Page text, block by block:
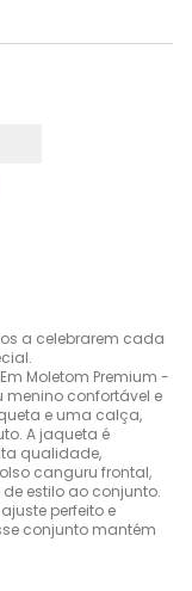
a celebrarem cada
Moletom Premium -
menino confortável e
e uma calça,
A jaqueta é
qualidade,
canguru frontal,
estilo ao conjunto.
perfeito e
conjunto mantém